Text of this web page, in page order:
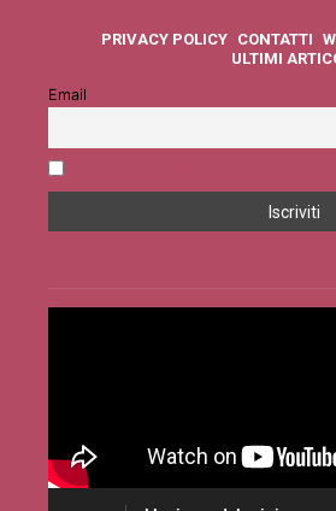
PRIVACY POLICY CONTATTI
ULTIMI
Email